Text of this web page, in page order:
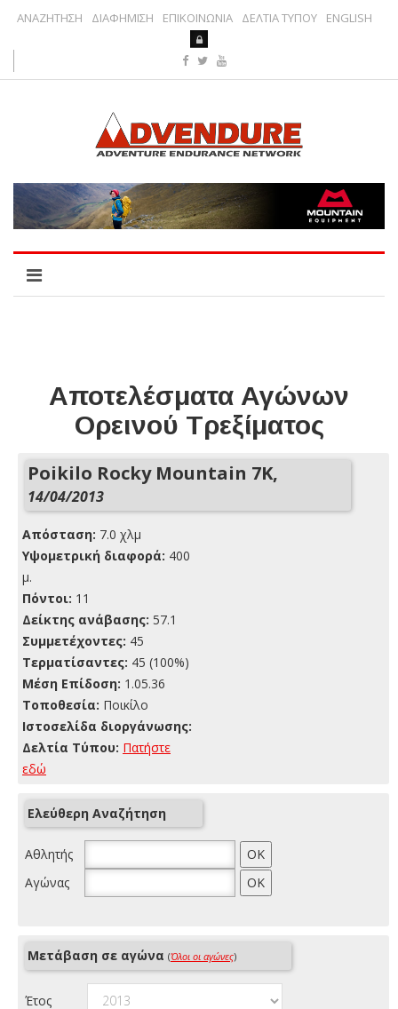
ΑΝΑΖΗΤΗΣΗ ΔΙΑΦΗΜΙΣΗ ΕΠΙΚΟΙΝΩΝΙΑ ΔΕΛΤΙΑ ΤΥΠΟΥ ENGLISH
Αποτελέσματα Αγώνων
Ορεινού Τρεξίματος
Poikilo Rocky Mountain 7K,
14/04/2013
Απόσταση: 7.0 χλμ
Yψομετρική διαφορά: 400
μ.
Πόντοι: 11
Δείκτης ανάβασης: 57.1
Συμμετέχοντες: 45
Τερματίσαντες: 45 (100%)
Μέση Επίδοση: 1.05.36
Τοποθεσία: Ποικίλο
Ιστοσελίδα διοργάνωσης:
Δελτία Τύπου: Πατήστε
εδώ
Ελεύθερη Αναζήτηση
Αθλητής
Αγώνας
Μετάβαση σε αγώνα (Όλοι οι αγώνες)
Έτος